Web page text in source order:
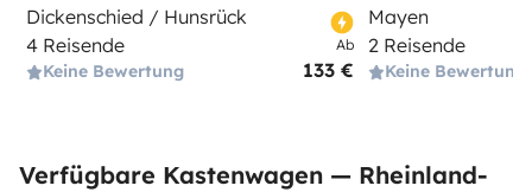
Dickenschied / Hunsrück
4 Reisende
Keine Bewertung
Ab
133 €
Mayen
2 Reisende
Keine Bewertung
Verfügbare Kastenwagen — Rheinland-